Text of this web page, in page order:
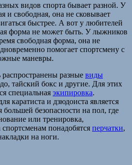
видов спорта бывает разной. У
и свободная, она не сковывает
быстрее. А вот у любителей
форма не может быть. У лыжников
свободная форма, она не
помогает спортсмену с
маневры.
разные виды
тайский бокс и другие. Для этих
специальная экипировка.
каратиста и дзюдоиста является
безопасности на пол, где
или тренировка,
спортсменам понадобятся перчатки,
на ноги.